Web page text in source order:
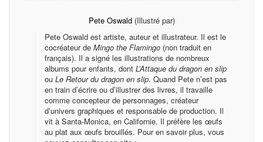
Pete Oswald(Illustré par)
Pete Oswald est artiste, auteur et illustrateur. Il est le
cocréateur de Mingo the Flamingo (non traduit en
français). Il a signé les illustrations de nombreux
albums pour enfants, dont L’Attaque du dragon en slip
ou Le Retour du dragon en slip. Quand Pete n’est pas
en train d’écrire ou d’illustrer des livres, il travaille
comme concepteur de personnages, créateur
d’univers graphiques et responsable de production. Il
vit à Santa-Monica, en Californie. Il préfère les œufs
au plat aux œufs brouillés. Pour en savoir plus, vous